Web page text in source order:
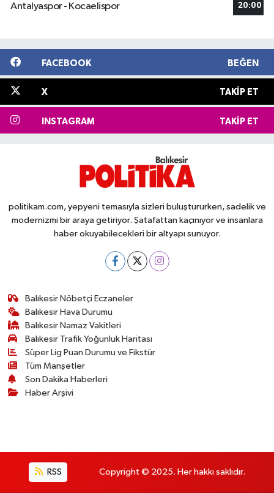
Antalyaspor - Kocaelispor 20:00
FACEBOOK BEĞEN
X TAKIP ET
INSTAGRAM TAKIP ET
politikam.com, yepyeni temasıyla sizleri buluştururken, sadelik ve
modernizmi bir araya getiriyor. Şatafattan kaçınıyor ve insanlara
haber okuyabilecekleri bir altyapı sunuyor.
Balıkesir Nöbetçi Eczaneler
Balıkesir Hava Durumu
Balıkesir Namaz Vakitleri
Balıkesir Trafik Yoğunluk Haritası
Süper Lig Puan Durumu ve Fikstür
Tüm Manşetler
Son Dakika Haberleri
Haber Arşivi
RSS Copyright © 2025. Her hakkı saklıdır.